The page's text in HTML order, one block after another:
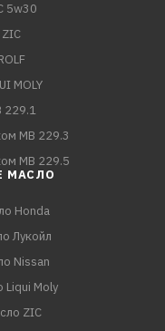
5w30
MOLY
229.1
MB 229.3
MB 229.5
МАСЛО
Honda
Лукойл
Nissan
Liqui Moly
ZIC